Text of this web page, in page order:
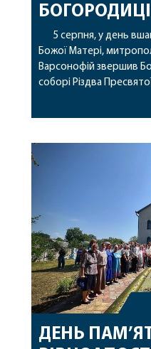
5 серпня, у день
Божої Матері,
Варсонофій звершив
соборі Різдва
Його
священному сані. Під
особливі молитви за
ДЕНЬ